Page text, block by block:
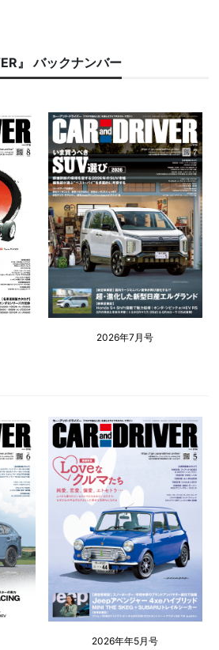
』 バックナンバー
2026年7月号
2026年年5月号